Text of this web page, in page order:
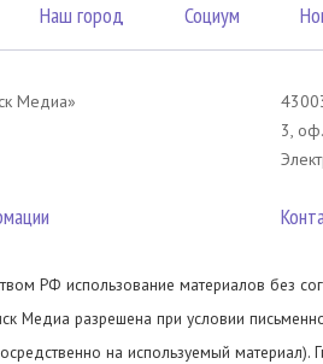
Наш город Социум
Mедиа»
3,
РФ использование материалов без
Медиа разрешена при условии
на используемый материал).